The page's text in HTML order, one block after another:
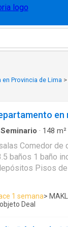
Provincia de Lima >
en
· 148 m²
Comedor de
baños 1 baño
Pisos
Áreas
en
de antigüedad
1 semana>
Deal